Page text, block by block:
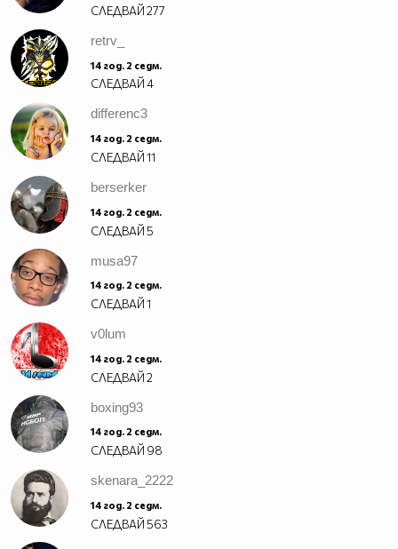
СЛЕДВАЙ277
retrv_
14 год. 2 седм.
СЛЕДВАЙ4
differenc3
14 год. 2 седм.
СЛЕДВАЙ11
berserker
14 год. 2 седм.
СЛЕДВАЙ5
musa97
14 год. 2 седм.
СЛЕДВАЙ1
v0lum
14 год. 2 седм.
СЛЕДВАЙ2
boxing93
14 год. 2 седм.
СЛЕДВАЙ 98
skenara_2222
14 год. 2 седм.
СЛЕДВАЙ563